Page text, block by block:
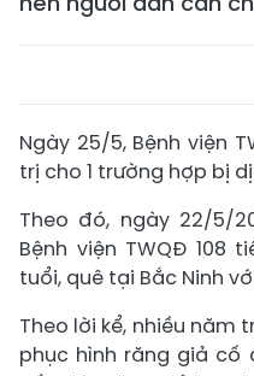
Ngày 25/5, Bệnh viện
trị cho 1 trường hợp bị
Theo đó, ngày 22/5/
Bệnh viện TWQĐ 108
tuổi, quê tại Bắc Ninh
Theo lời kể, nhiều năm
phục hình răng giả cố